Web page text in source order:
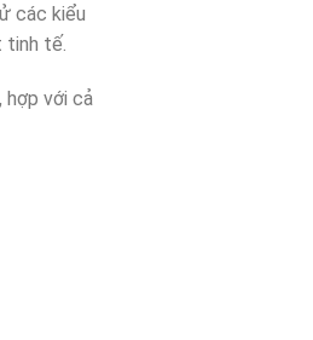
các kiểu
tế.
hợp với cả